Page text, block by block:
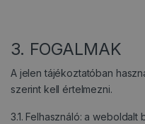
3. FOGALMAK
A jelen tájékoztatóban
szerint kell értelmezni.
3.1. Felhasználó: a